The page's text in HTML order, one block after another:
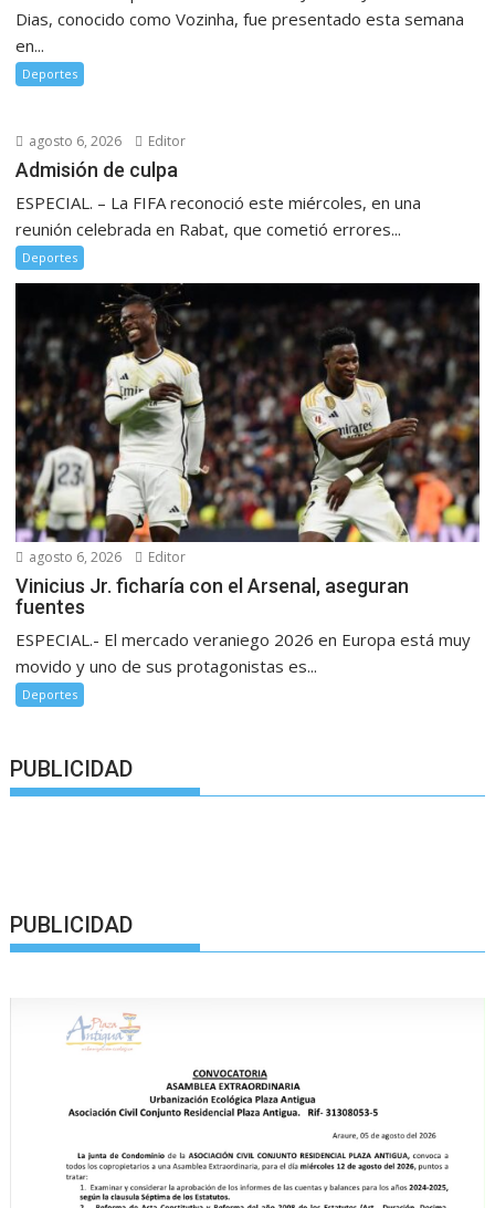
Dias, conocido como Vozinha, fue presentado esta semana
en...
Deportes
agosto 6, 2026 Editor
Admisión de culpa
ESPECIAL. – La FIFA reconoció este miércoles, en una
reunión celebrada en Rabat, que cometió errores...
Deportes
agosto 6, 2026 Editor
Vinicius Jr. ficharía con el Arsenal, aseguran
fuentes
ESPECIAL.- El mercado veraniego 2026 en Europa está muy
movido y uno de sus protagonistas es...
Deportes
PUBLICIDAD
PUBLICIDAD